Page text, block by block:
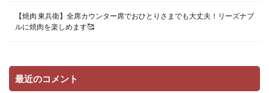
【焼肉 東兵衛】全席カウンター席でおひとりさまでも大丈夫！リーズナブ
ルに焼肉を楽しめます🥰
最近のコメント